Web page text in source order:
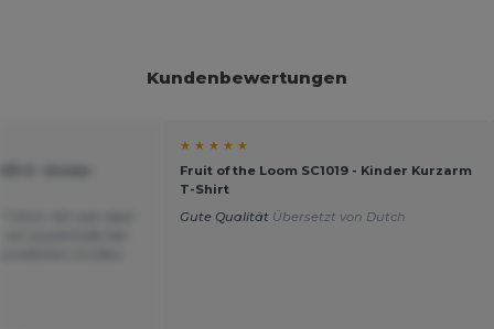
Kundenbewertungen
★ ★ ★ ★ ★
Fruit of the Loom SC1019 - Kinder Kurzarm
T-Shirt
Gute Qualität Übersetzt von Dutch